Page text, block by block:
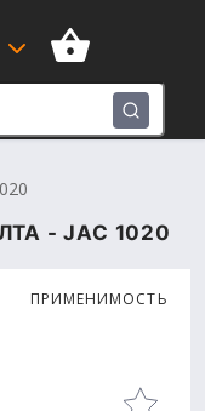
- JAC 1020
ПРИМЕНИМОСТЬ
10 человек